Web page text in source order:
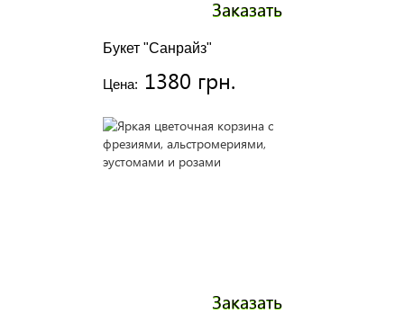
Букет "Санрайз"
Цена: 1380 грн.
Заказать
Заказать